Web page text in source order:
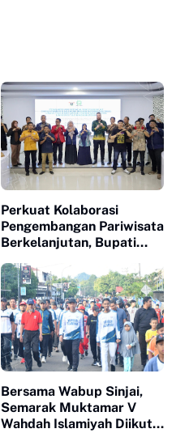
Perkuat Kolaborasi
Pengembangan Pariwisata
Berkelanjutan, Bupati
Masyarakat FISIP Unhas
Bersama Wabup Sinjai,
Semarak Muktamar V
Wahdah Islamiyah Diikuti